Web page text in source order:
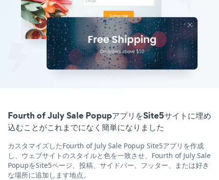
Fourth of July Sale PopupアプリをSite5サイトに埋め
込むことがこれまでになく簡単になりました
カスタマイズしたFourth of July Sale Popup Site5アプリを作成
し、ウェブサイトのスタイルと色を一致させ、Fourth of July Sale
PopupをSite5ページ、投稿、サイドバー、フッター、または好き
な場所に追加します地点。